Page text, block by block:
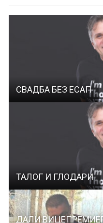
СВАДБА БЕЗ ЕСАП
ТАЛОГ И ГЛОДАРИ
ДАЛИ